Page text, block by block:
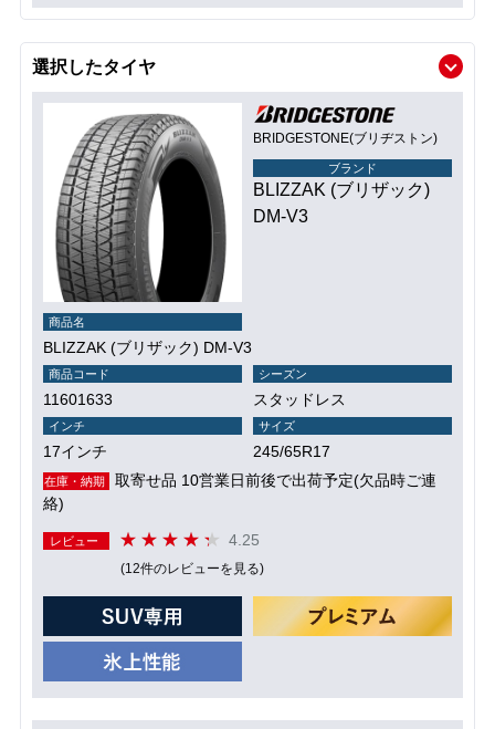
選択したタイヤ
BRIDGESTONE(ブリヂストン)
ブランド
BLIZZAK (ブリザック)
DM-V3
商品名
BLIZZAK (ブリザック) DM-V3
商品コード
11601633
シーズン
スタッドレス
インチ
17インチ
サイズ
245/65R17
在庫・納期
取寄せ品 10営業日前後で出荷予定(欠品時ご連
絡)
レビュー 4.25
(12件のレビューを見る)